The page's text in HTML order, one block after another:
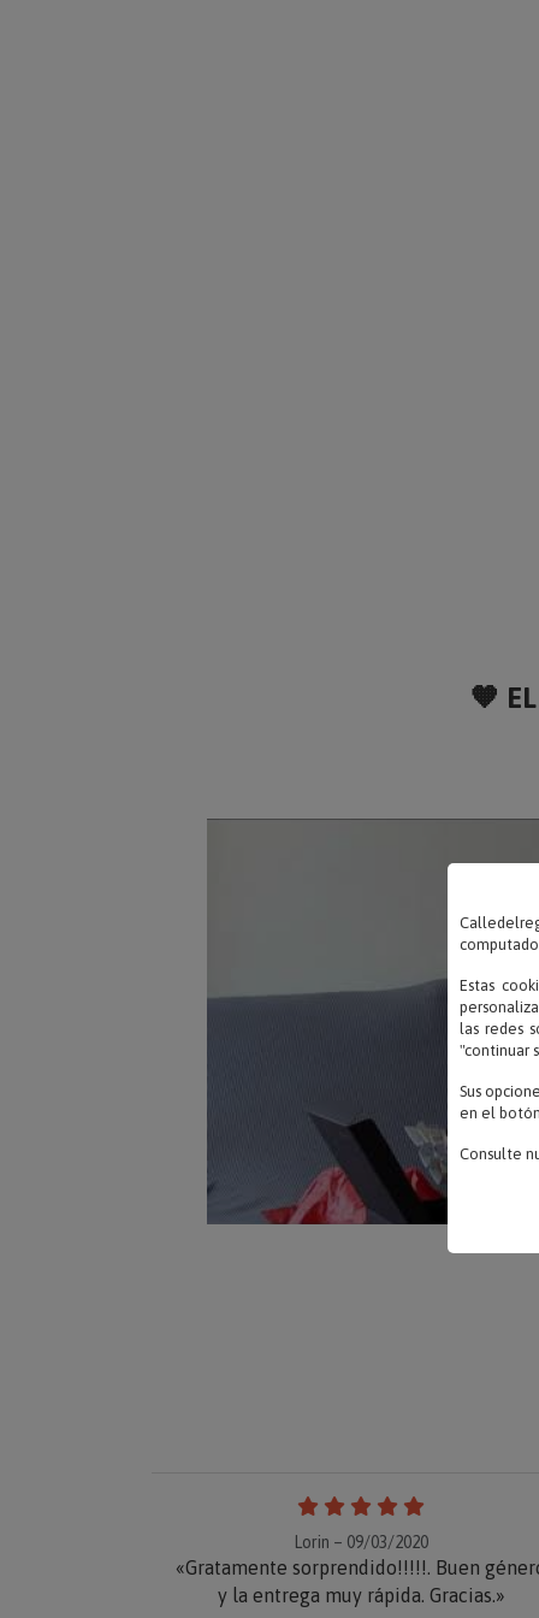
🧡
Lorin – 09/03/2020
«Gratamente sorprendido!!!!!. Buen
y la entrega muy rápida. Gracias.»
Estas
las redes
"continuar
Sus
en el
Consulte